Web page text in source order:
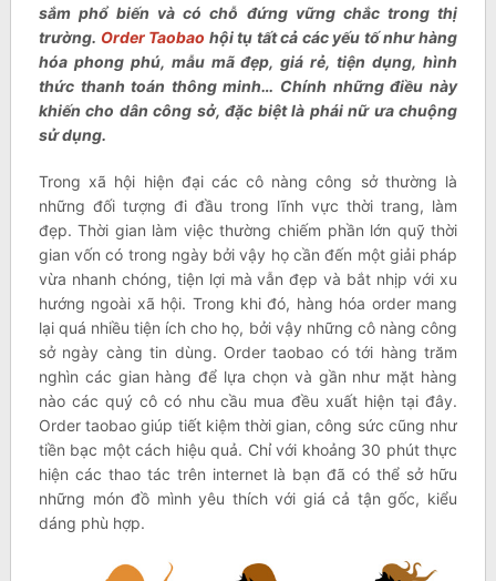
sắm phổ biến và có chỗ đứng vững chắc trong thị
trường. Order Taobao hội tụ tất cả các yếu tố như hàng
hóa phong phú, mẫu mã đẹp, giá rẻ, tiện dụng, hình
thức thanh toán thông minh… Chính những điều này
khiến cho dân công sở, đặc biệt là phái nữ ưa chuộng
sử dụng.
Trong xã hội hiện đại các cô nàng công sở thường là
những đối tượng đi đầu trong lĩnh vực thời trang, làm
đẹp. Thời gian làm việc thường chiếm phần lớn quỹ thời
gian vốn có trong ngày bởi vậy họ cần đến một giải pháp
vừa nhanh chóng, tiện lợi mà vẫn đẹp và bắt nhịp với xu
hướng ngoài xã hội. Trong khi đó, hàng hóa order mang
lại quá nhiều tiện ích cho họ, bởi vậy những cô nàng công
sở ngày càng tin dùng. Order taobao có tới hàng trăm
nghìn các gian hàng để lựa chọn và gần như mặt hàng
nào các quý cô có nhu cầu mua đều xuất hiện tại đây.
Order taobao giúp tiết kiệm thời gian, công sức cũng như
tiền bạc một cách hiệu quả. Chỉ với khoảng 30 phút thực
hiện các thao tác trên internet là bạn đã có thể sở hữu
những món đồ mình yêu thích với giá cả tận gốc, kiểu
dáng phù hợp.